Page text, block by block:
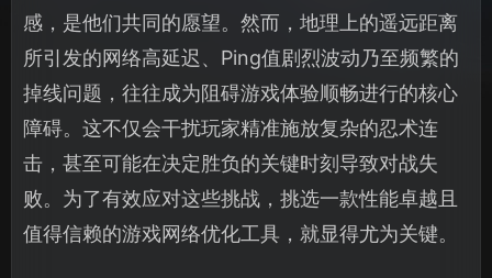
感，是他们共同的愿望。然而，地理上的遥远距离
所引发的网络高延迟、Ping值剧烈波动乃至频繁的
掉线问题，往往成为阻碍游戏体验顺畅进行的核心
障碍。这不仅会干扰玩家精准施放复杂的忍术连
击，甚至可能在决定胜负的关键时刻导致对战失
败。为了有效应对这些挑战，挑选一款性能卓越且
值得信赖的游戏网络优化工具，就显得尤为关键。